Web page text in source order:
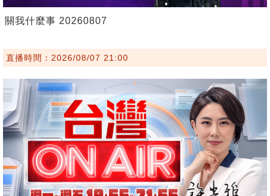
關我什麼事 20260807
直播時間：2026/08/07 21:00